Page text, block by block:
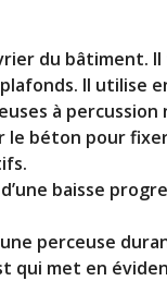
du bâtiment.
Il
à
béton pour fixer
baisse
une perceuse
qui met en